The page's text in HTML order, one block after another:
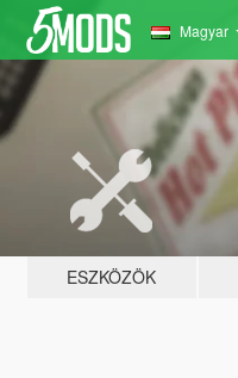
Magyar
ESZKÖZÖK